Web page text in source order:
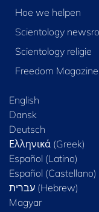
Hoe we helpen
Scientology
Scientology religie
Freedom Magazine
English
Dansk
Deutsch
Ελληνικά (Greek)
Español (Latino)
Español (Castellano)
Magyar